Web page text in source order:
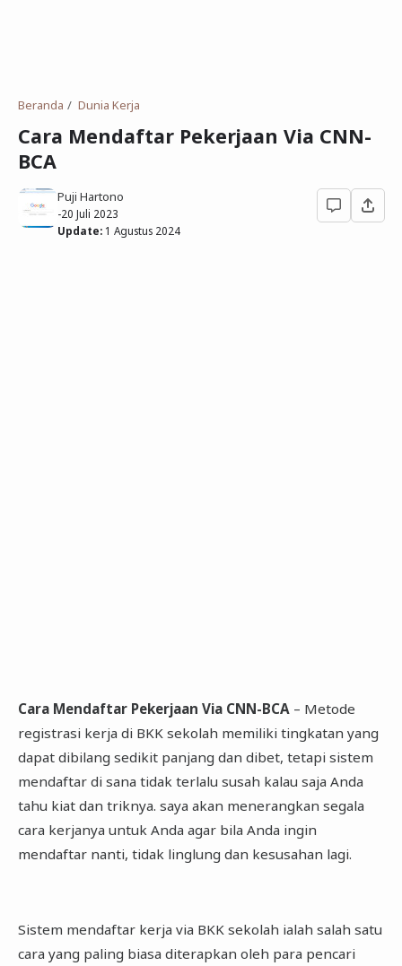
Gambar Orang dan Pohon
Download Soal
Tidak Bersekolah
Beranda Dunia Kerja
Cara Mendaftar Pekerjaan Via CNN-
BCA
Puji Hartono
-20 Juli 2023
Update: 1 Agustus 2024
Cara Mendaftar Pekerjaan Via CNN-BCA – Metode
registrasi kerja di BKK sekolah memiliki tingkatan yang
dapat dibilang sedikit panjang dan dibet, tetapi sistem
mendaftar di sana tidak terlalu susah kalau saja Anda
tahu kiat dan triknya. saya akan menerangkan segala
cara kerjanya untuk Anda agar bila Anda ingin
mendaftar nanti, tidak linglung dan kesusahan lagi.
Sistem mendaftar kerja via BKK sekolah ialah salah satu
cara yang paling biasa diterapkan oleh para pencari